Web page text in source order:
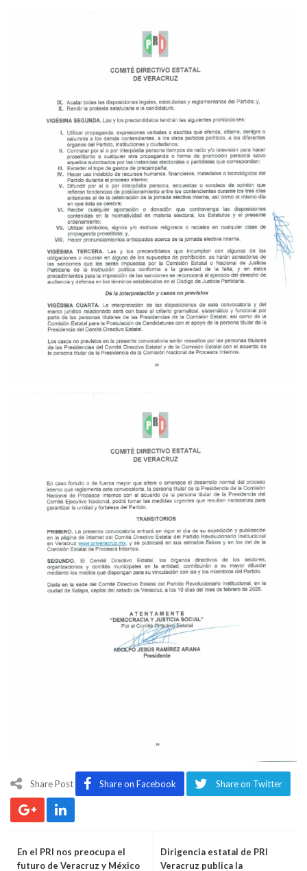
Share Post Share on Facebook Share on Twitter
En el PRI nos preocupa el
futuro de Veracruz y México
Dirigencia estatal de PRI
Veracruz publica la